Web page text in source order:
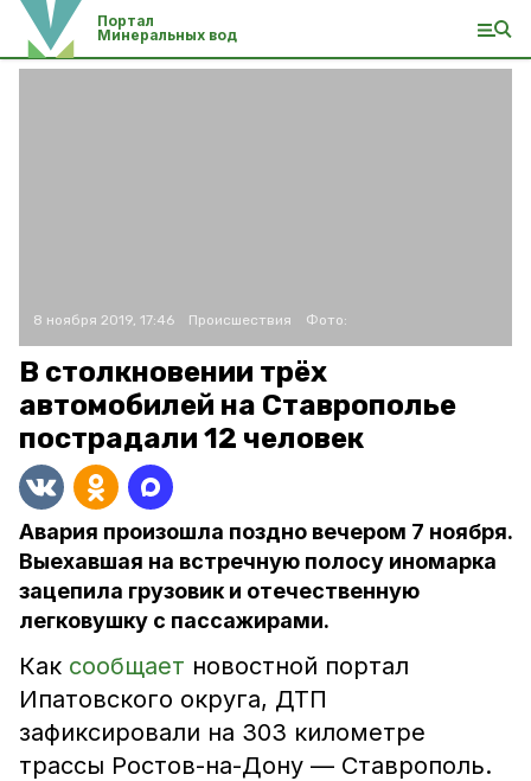
Портал
Минеральных вод
8 ноября 2019, 17:46 Происшествия Фото:
В столкновении трёх
автомобилей на Ставрополье
пострадали 12 человек
Авария произошла поздно вечером 7 ноября.
Выехавшая на встречную полосу иномарка
зацепила грузовик и отечественную
легковушку с пассажирами.
Как сообщает новостной портал
Ипатовского округа, ДТП
зафиксировали на 303 километре
трассы Ростов-на-Дону — Ставрополь.